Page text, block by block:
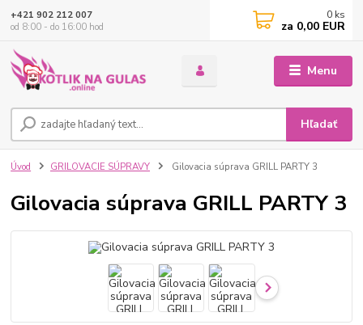
Menu
Hľadať
+421 902 212 007
od 8:00 - do 16:00 hod
0 ks
za 0,00 EUR
Úvod GRILOVACIE SÚPRAVY Gilovacia súprava GRILL PARTY 3
Gilovacia súprava GRILL PARTY 3